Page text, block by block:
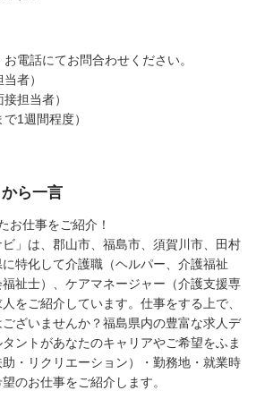
お電話にてお問合わせください。
者）
担当者）
1週間程度）
ら一言
お仕事をご紹介！
ビ」は、郡山市、福島市、須賀川市、田村
特化して介護職（ヘルパー、介護福祉
祉士）、ケアマネージャー（介護支援専
をご紹介しています。仕事をする上で、
ざいませんか？福島県内の豊富な求人デ
ントがあなたのキャリアやご希望をふま
・リクリエーション）・勤務地・就業時
のお仕事をご紹介します。